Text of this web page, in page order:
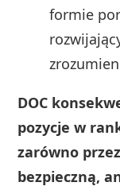
formie
DOC
pozycje w
zarówno
bezpieczną,